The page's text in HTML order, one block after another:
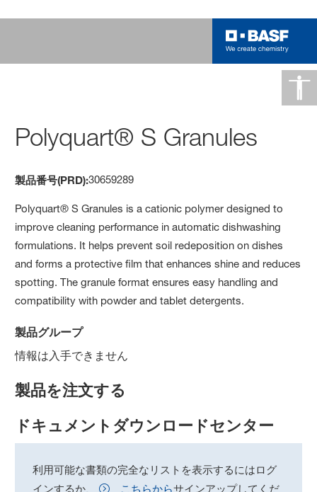
Polyquart® S Granules
製品番号(PRD):30659289
Polyquart® S Granules is a cationic polymer designed to
improve cleaning performance in automatic dishwashing
formulations. It helps prevent soil redeposition on dishes
and forms a protective film that enhances shine and reduces
spotting. The granule format ensures easy handling and
compatibility with powder and tablet detergents.
製品グループ
情報は入手できません
製品を注文する
ドキュメントダウンロードセンター
利用可能な書類の完全なリストを表示するにはログ
インするか、
こちらからサインアップしてくだ